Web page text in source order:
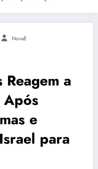
NovaE
a
Após
e
para